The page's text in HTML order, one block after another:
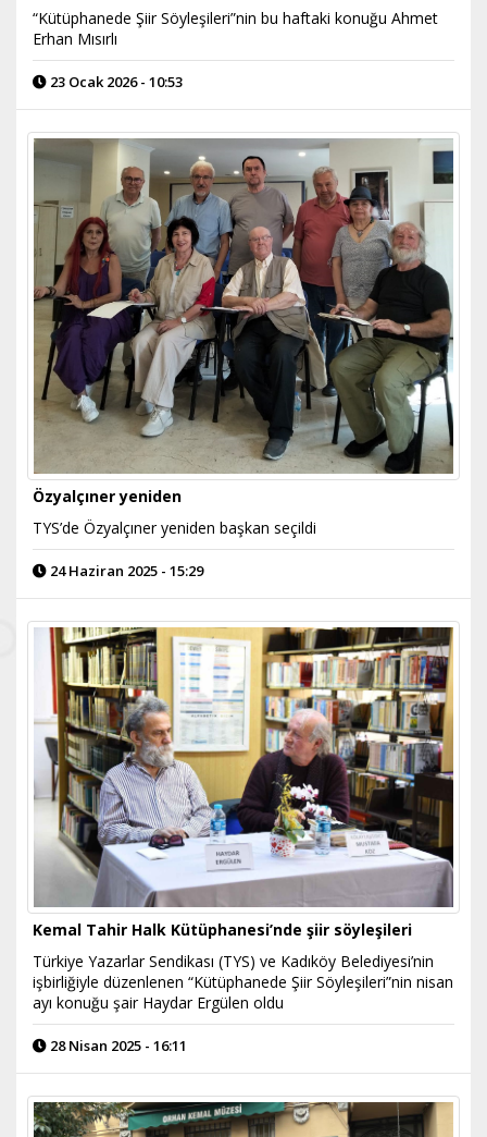
“Kütüphanede Şiir Söyleşileri”nin bu haftaki konuğu Ahmet
Erhan Mısırlı
23 Ocak 2026 - 10:53
Özyalçıner yeniden
TYS’de Özyalçıner yeniden başkan seçildi
24 Haziran 2025 - 15:29
Kemal Tahir Halk Kütüphanesi’nde şiir söyleşileri
​Türkiye Yazarlar Sendikası (TYS) ve Kadıköy Belediyesi’nin
işbirliğiyle düzenlenen “Kütüphanede Şiir Söyleşileri”nin nisan
ayı konuğu şair Haydar Ergülen oldu
28 Nisan 2025 - 16:11